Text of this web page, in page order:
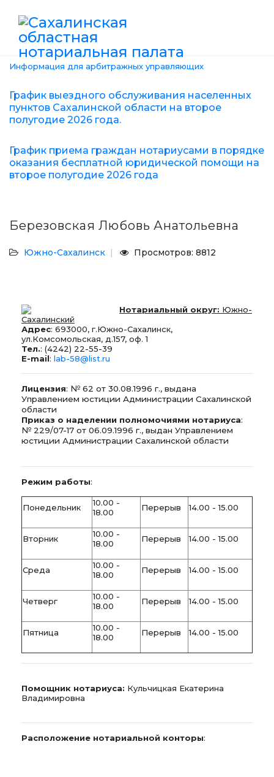
Информация для арбитражных управляющих
График выездного обслуживания населенных
пунктов Сахалинской области на второе
полугодие 2026 года.
График приема граждан нотариусами в порядке
оказания бесплатной юридической помощи на
второе полугодие 2026 года
Березовская Любовь Анатольевна
Южно-Сахалинск Просмотров: 8812
Нотариальный округ: Южно-
Сахалинский
Адрес: 693000, г.Южно-Сахалинск,
ул.Комсомольская, д.157, оф. 1
Тел.: (4242) 22-55-39
E-mail: lab-58@list.ru
Лицензия: № 62 от 30.08.1996 г., выдана
Управлением юстиции Администрации Сахалинской
области
Приказ о наделении полномочиями нотариуса:
№ 229/07-17 от 06.09.1996 г., выдан Управлением
юстиции Администрации Сахалинской области
Режим работы:
Понедельник
10.00 -
18.00
Перерыв 14.00 - 15.00
Вторник
10.00 -
18.00
Перерыв 14.00 - 15.00
Среда
10.00 -
18.00
Перерыв 14.00 - 15.00
Четверг
10.00 -
18.00
Перерыв 14.00 - 15.00
Пятница
10.00 -
18.00
Перерыв 14.00 - 15.00
Помощник нотариуса: Кульчицкая Екатерина
Владимировна
Расположение нотариальной конторы: